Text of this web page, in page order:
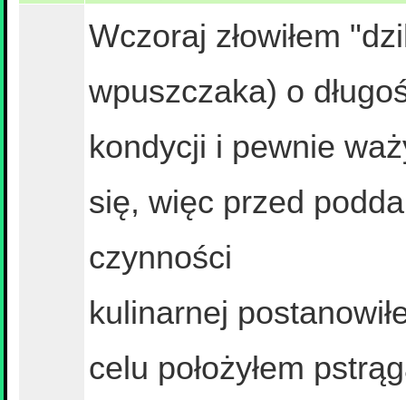
Wczoraj złowiłem
wpuszczaka) o
kondycji i pewnie
się, więc przed
czynności
kulinarnej
celu położyłem